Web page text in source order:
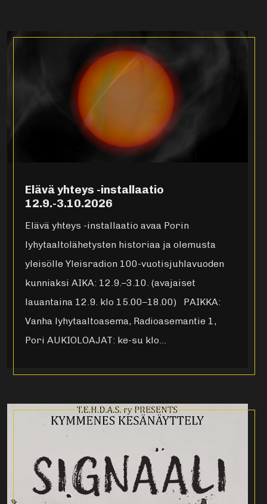
Elävä yhteys -installaatio
12.9.-3.10.2026
Elävä yhteys -installaatio avaa Porin
lyhytaaltolähetysten historiaa ja olemusta
yleisölle Yleisradion 100-vuotisjuhlavuoden
kunniaksi AIKA: 12.9.–3.10. (avajaiset
lauantaina 12.9. klo 15.00–18.00) PAIKKA:
Vanha lyhytaaltoasema, Radioasemantie 1,
Pori AUKIOLOAJAT: ke-su klo…